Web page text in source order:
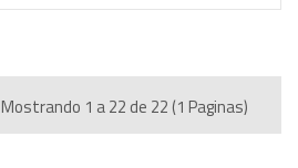
Mostrando 1 a 22 de 22 (1 Paginas)